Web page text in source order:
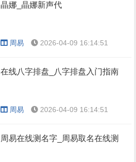
晶娜_晶娜新声代
周易 2026-04-09 16:14:51
在线八字排盘_八字排盘入门指南
周易 2026-04-09 16:14:51
周易在线测名字_周易取名在线测